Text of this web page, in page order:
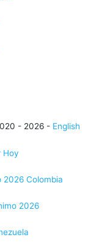
- 2026 - English
Hoy
2026 Colombia
2026